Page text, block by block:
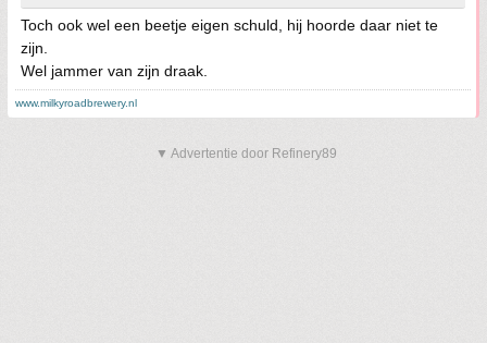
Toch ook wel een beetje eigen schuld, hij hoorde daar niet te
zijn.
Wel jammer van zijn draak.
www.milkyroadbrewery.nl
▼ Advertentie door Refinery89